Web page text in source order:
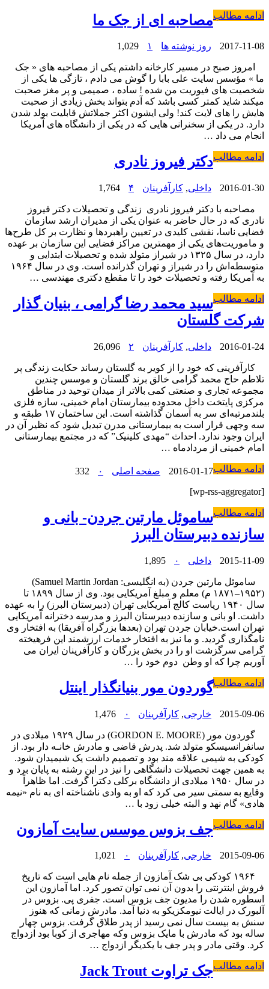
ادامه مطالبمصاحبه ای از جک ما
2017-11-08 روز نوشته ها ۱ 1,029
امروز صبح در مسیر کارخانه داشتم یکی از مصاحبه های « جک
ما » مؤسس سایت علی بابا را گوش می دادم ، تازگی ها یکی از
شخصیت های فیوریت من شده ! ساده ، صمیمی و پر مغز صحبت
میکند شاید کمتر کسی باشد که آدم بتواند بخش زیادی از صحبت
هایش را های لایت کند! ولی ایشون اکثر جملاتش قابلیت بولد شدن
دارد. در یکی از سخنرانی هایی که در یکی از دانشگاه های آمریکا
انجام می داد …
ادامه مطالبدکتر فیروز نادری
2016-01-30 داخلی, کارآفرینان ۴ 1,764
مصاحبه با دکتر فیروز نادری زندگی و تحصیلات دکتر فیروز
نادری که در حال حاضر به عنوان یکی از مدیران ارشد سازمان
فضایی ناسا، نقشی کلیدی در تعیین راهبردها و نظارت بر کل طرح‌ها
و ماموریت‌های یکی از مهمترین مراکز فضایی این سازمان بر عهده
دارد، در سال ۱۳۲۵ در شیراز متولد شده و تحصیلات ابتدایی و
متوسطه‌اش را در شیراز و تهران گذرانده است. وی در سال ۱۹۶۴
به آمریکا رفته و تحصیلات خود را تا مقطع دکتری مهندسی …
ادامه مطالبسید محمد رضا گرامی ، بنیان گذار
شرکت گلستان
2016-01-24 داخلی, کارآفرینان ۲ 26,096
کارآفرینی که خود را از کویر به گلستان رساند حکایت زندگی پر
تلاطم حاج محمد گرامی خالق برند گلستان و موسس چندین
مجموعه تجاری و صنعتی کمی بالاتر از میدان توحید در مناطق
مرکزی پایتخت داخل محدوده بیمارستان امام خمینی، سازه فلزی
بلندمرتبه‌ای سر به آسمان گذاشته است. این ساختمان ۱۷ طبقه و
سه وجهی قرار است به بیمارستانی مدرن تبدیل شود که نظیر آن در
ایران وجود ندارد. احداث “مهدی کلینیک” که در مجتمع بیمارستانی
امام خمینی از مردادماه …
ادامه مطالب2016-01-17 صفحه اصلی ۰
332
[wp-rss-aggregator]
ادامه مطالبساموئل مارتین جردن- بانی و
سازنده دبیرستان البرز
2015-11-09 داخلی ۰ 1,895
ساموئل مارتین جردن (به انگلیسی: Samuel Martin Jordan)
(۱۸۷۱–۱۹۵۲ م) معلم و مبلغ آمریکایی بود. وی از سال ۱۸۹۹ تا
سال ۱۹۴۰ ریاست کالج آمریکایی تهران (دبیرستان البرز) را به عهده
داشت. او بانی و سازنده دبیرستان البرز و مدرسه دخترانه آمریکایی
تهران است.خیابان جردن تهران (بعدها بزرگراه آفریقا) به افتخار وی
نامگذاری گردید. و ما نیز به افتخار خدمات ارزشمند این فرهیخته
گرامی سرگزشت او را در بخش بزرگان و کارآفرینان ایران می
آوریم چرا که او وطن دوم خود را …
ادامه مطالبگوردون مور بنیانگذار اینتل
2015-09-06 خارجی, کارآفرینان ۰ 1,476
گوردون مور (GORDON E. MOORE) در سال ۱۹۲۹ میلادی در
سانفرانسیسکو متولد شد. پدرش قاضی و مادرش خانـه دار بود. از
کودکی به شیمی علاقه مند بود و تصمیم داشت یک شیمیدان شود.
به همین جهت تحصیلات دانشگاهی را نیز در این رشته به پایان برد و
در سال ۱۹۵۰ میلادی از دانشگاه برکلی دکترا گرفت. اما ظاهراً
وقایع به سمتی سیر می کرد که او به وادی ناشناخته ای به نام «نیمه
هادی» گام نهد و البته خیلی زود با …
ادامه مطالبجف بزوس موسس سایت آمازون
2015-09-06 خارجی, کارآفرینان ۰ 1,021
۱۹۶۴ کودکی بی شک آمازون از جمله نام هایی است که تاریخ
فروش اینترنتی را بدون آن نمی توان تصور کرد. اما آمازون این
اسطوره شدن را مدیون جف بزوس است. جفری پی. بزوس در
آلبورک در ایالت نیومکزیکو به دنیا آمد. مادرش زمانی که هنوز
سنش به بیست سال نمی رسید از پدر طلاق گرفت. بزوس چهار
ساله بود که مادرش با مایک بزوس وکه مهاجری از کوبا بود ازدواج
کرد. وقتی مادر و پدر جف با یکدیگر ازدواج …
ادامه مطالبجک تراوت Jack Trout